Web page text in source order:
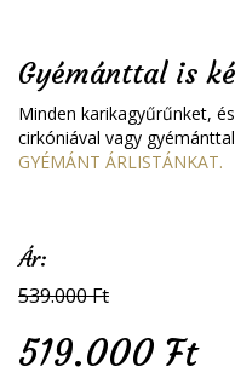
Gyémánttal is
Minden karikagyűrűnket,
cirkóniával vagy
GYÉMÁNT ÁRLISTÁNKAT.
Ár:
539.000 Ft
519.000 Ft